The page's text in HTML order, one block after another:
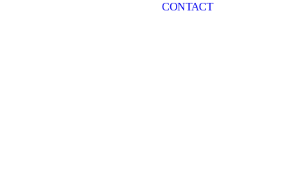
CONTACT